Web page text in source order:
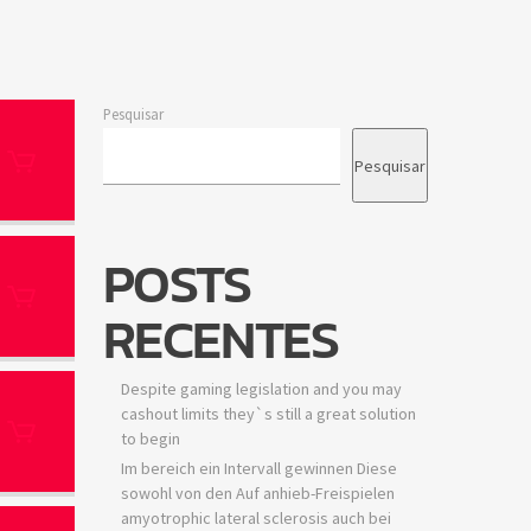
Pesquisar
Pesquisar
POSTS
RECENTES
Despite gaming legislation and you may
cashout limits they`s still a great solution
to begin
Im bereich ein Intervall gewinnen Diese
sowohl von den Auf anhieb-Freispielen
amyotrophic lateral sclerosis auch bei